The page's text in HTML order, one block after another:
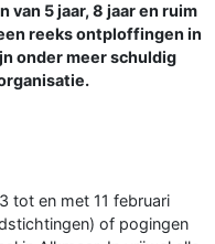
5 jaar, 8 jaar en ruim
reeks ontploffingen in
onder meer schuldig
tot en met 11 februari
of pogingen